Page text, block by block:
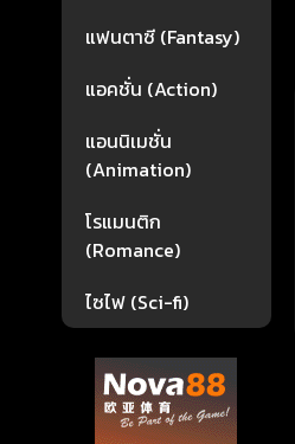
แฟนตาซี (Fantasy)
แอคชั่น (Action)
แอนนิเมชั่น
(Animation)
โรแมนติก
(Romance)
ไซไฟ (Sci-fi)